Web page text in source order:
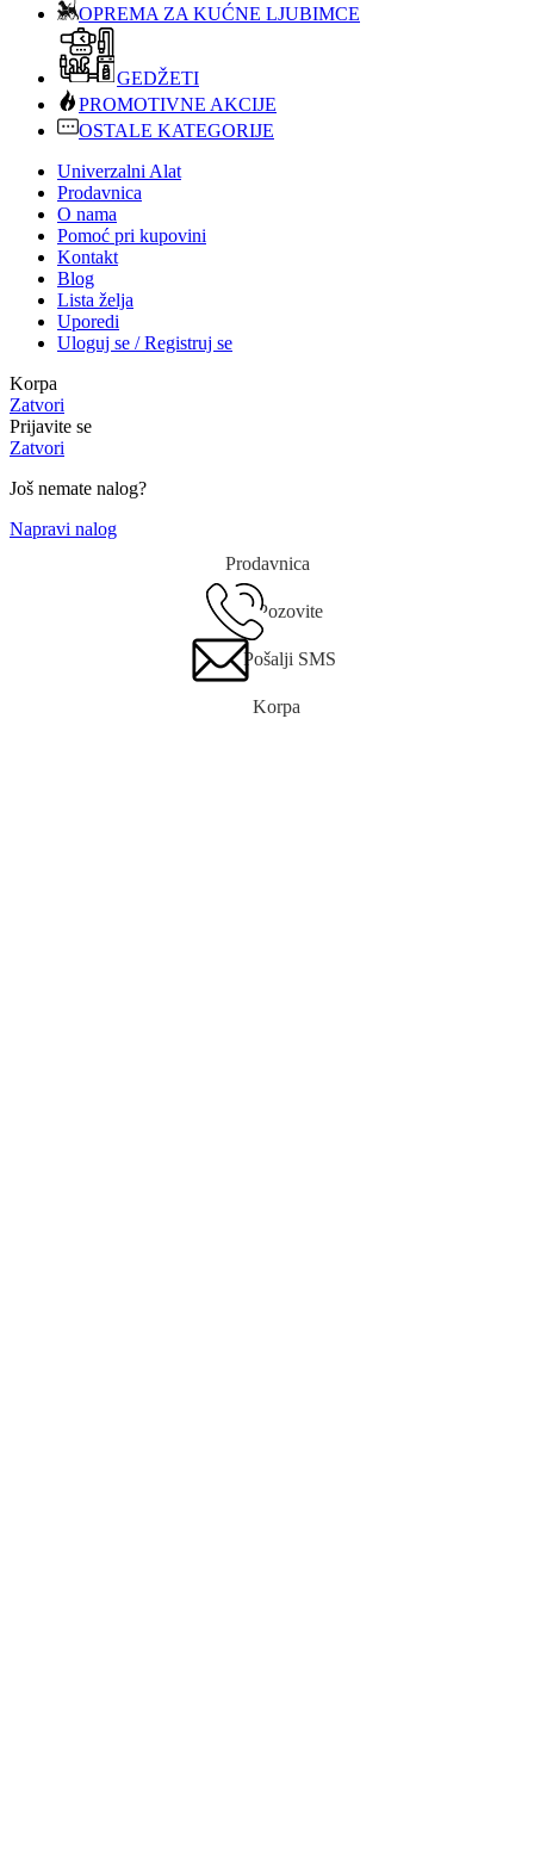
OPREMA ZA KUĆNE LJUBIMCE
GEDŽETI
PROMOTIVNE AKCIJE
OSTALE KATEGORIJE
Univerzalni Alat
Prodavnica
O nama
Pomoć pri kupovini
Kontakt
Blog
Lista želja
Uporedi
Uloguj se / Registruj se
Korpa
Zatvori
Prijavite se
Zatvori
Još nemate nalog?
Napravi nalog
Prodavnica
Pozovite
Pošalji SMS
Korpa